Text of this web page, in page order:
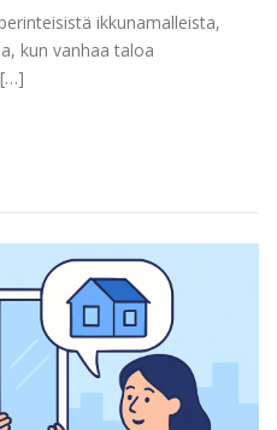
ikkunamalleista,
kun vanhaa taloa